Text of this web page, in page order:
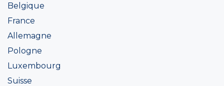
Belgique
France
Allemagne
Pologne
Luxembourg
Suisse